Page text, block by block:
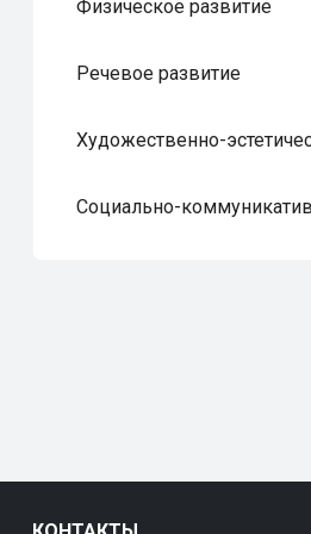
Физическое развитие
Речевое развитие
Художественно-
Социально-